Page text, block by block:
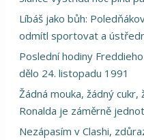
Líbáš jako bůh:
odmítl sportovat a
Poslední hodiny
dělo 24. listopadu 1991
Žádná mouka, žádný
Ronalda je záměrně
Nezápasím v Clashi,